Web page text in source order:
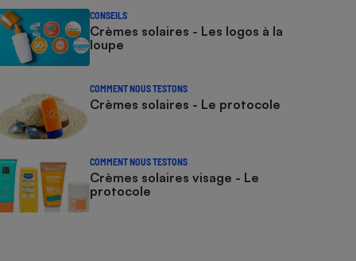
CONSEILS
Crèmes solaires - Les logos à la
loupe
COMMENT NOUS TESTONS
Crèmes solaires - Le protocole
COMMENT NOUS TESTONS
Crèmes solaires visage - Le
protocole